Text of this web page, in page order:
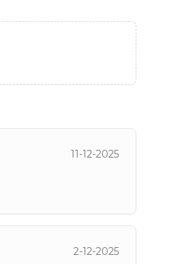
11-12-2025
2-12-2025